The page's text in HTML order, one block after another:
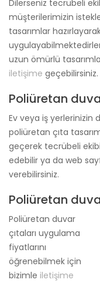
Dilerseniz tecrübeli
müşterilerimizin
tasarımlar
uzun ömürlü
iletişime geçebilirsiniz.
Poliüretan
Ev veya iş yerlerinizin
poliüretan çıta
geçerek tecrübeli
edebilir ya da web
verebilirsiniz.
Poliüretan
Poliüretan duvar
çıtaları uygulama
fiyatlarını
öğrenebilmek için
bizimle iletişime